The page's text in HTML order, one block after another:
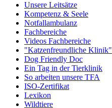
Unsere Leitsätze
Kompetenz & Seele
Notfallambulanz
Fachbereiche
Videos Fachbereiche
"Katzenfreundliche Klinik"
Dog Friendly Doc
Ein Tag in der Tierklinik
So arbeiten unsere TFA
ISO-Zertifikat
Lexikon
Wildtiere